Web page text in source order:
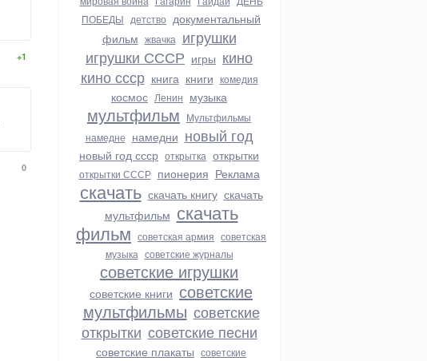
ПОБЕДЫ детство документальный
фильм жвачка игрушки
игрушки СССР игры кино
кино ссср книга книги комедия
космос Ленин музыка
мультфильм Мультфильмы
намедне намедни новый год
новый год ссср открытка открытки
открытки СССР пионерия Реклама
скачать скачать книгу скачать
мультфильм скачать
фильм советская армия советская
музыка советские журналы
советские игрушки
советские книги советские
мультфильмы советские
открытки советские песни
советские плакаты советские
+1
0